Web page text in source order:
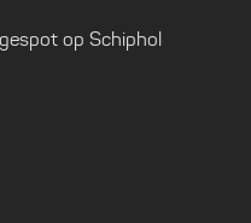
op Schiphol